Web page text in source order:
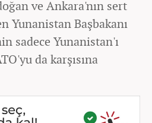
ve Ankara'nın sert
Yunanistan Başbakanı
sadece Yunanistan'ı
da karşısına